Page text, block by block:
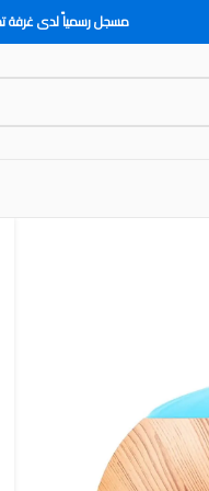
مسجل رسمياً لدى غرفة تجارة